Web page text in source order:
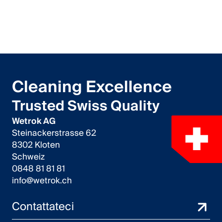
Webshop
Italiano (Svizzera)
Seleziona un Paese e una lingua
Svizzera
Deutsch
Français
Cleaning Excellence
Trusted Swiss Quality
Wetrok AG
Steinackerstrasse 62
8302 Kloten
Schweiz
0848 81 81 81
info@wetrok.ch
Contattateci